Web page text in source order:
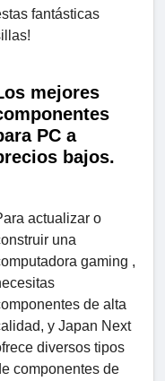
fantásticas
mejores
PC a
bajos.
actualizar o
una
gaming ,
de alta
y Japan Next
diversos tipos
componentes de